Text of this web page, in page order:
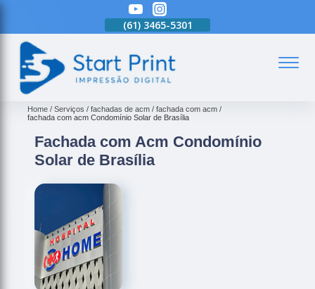
(61)3465-5301
Home Serviços fachadas de acm
fachada com acm
fachada com acm Condomínio Solar de Brasília
Fachada com Acm Condomínio
Solar de Brasília